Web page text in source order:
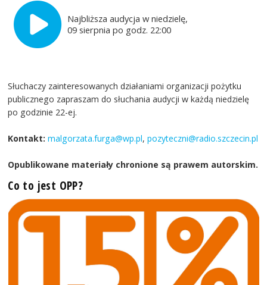
Najbliższa audycja w niedzielę,
09 sierpnia po godz. 22:00
Słuchaczy zainteresowanych działaniami organizacji pożytku
publicznego zapraszam do słuchania audycji w każdą niedzielę
po godzinie 22-ej.
Kontakt: malgorzata.furga@wp.pl,pozyteczni@radio.szczecin.pl
Opublikowane materiały chronione są prawem autorskim.
Co to jest OPP?